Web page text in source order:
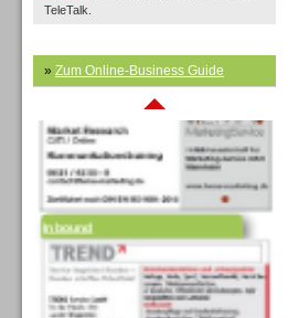
TeleTalk.
» Zum Online-Business Guide
Inbound
Inbound